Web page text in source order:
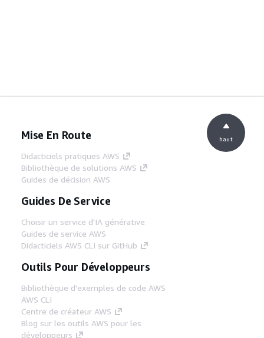
Mise En Route
Didacticiels pratiques AWS
Bibliothèque de solutions AWS
Guides de décision AWS
Guides De Service
Choisir un service d'IA générative
Guides de service AWS
Didacticiels AWS CLI sur GitHub
Outils Pour Développeurs
Bibliothèque d'exemples de code AWS
AWS CLI
Centre de créateur AWS
Blog sur les outils AWS pour les
développeurs
haut